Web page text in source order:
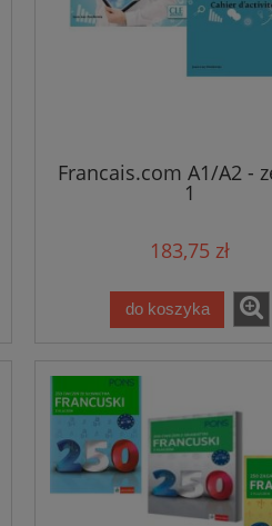
99,90 zł
Francais.com A1/A2 -
1
183,75 zł
do koszyka